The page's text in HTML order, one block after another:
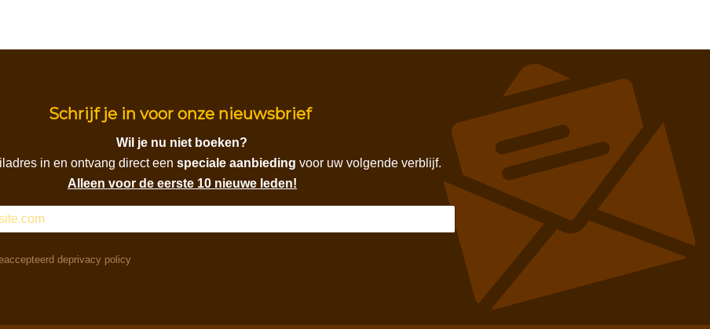
Schrijf je in voor onze nieuwsbrief
Wil je nu niet boeken?
in en ontvang direct eenspeciale aanbieding voor uw volgende verblijf.
Alleen voor de eerste 10 nieuwe leden!
deprivacy policy